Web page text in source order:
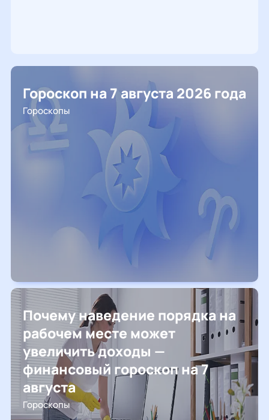
Гороскоп на 7 августа 2026 года
Гороскопы
Почему наведение порядка на
рабочем месте может
увеличить доходы —
финансовый гороскоп на 7
августа
Гороскопы